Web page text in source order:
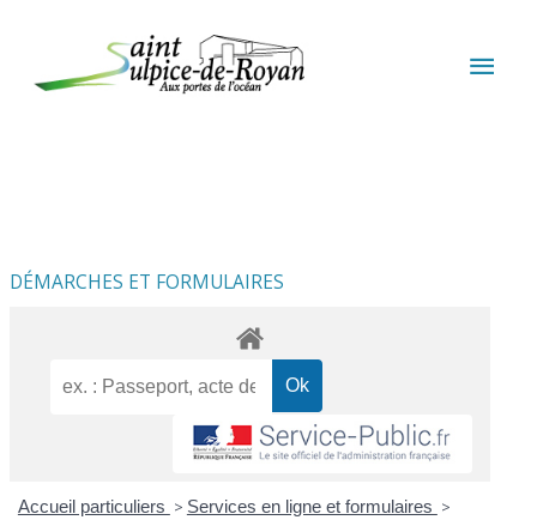
DÉMARCHES ET FORMULAIRES
Accueil particuliers > Services en ligne et formulaires >